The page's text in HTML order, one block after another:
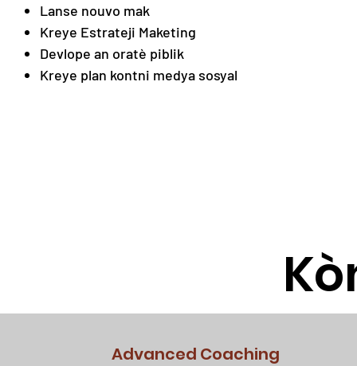
Lanse nouvo mak
Kreye Estrateji Maketing
Devlope an oratè piblik
Kreye plan kontni medya sosyal
Advanced Coaching